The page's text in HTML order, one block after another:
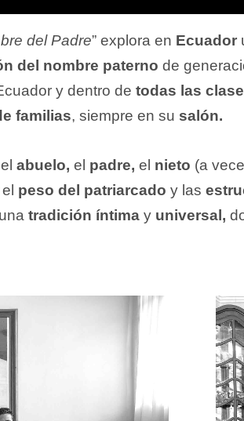
del Padre” explora en Ecuador
del nombre paterno de
y dentro de todas las
familias, siempre en su salón.
abuelo, el padre, el nieto (a
peso del patriarcado y las
tradición íntima y universal,